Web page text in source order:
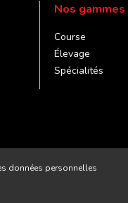
Nos gammes
Course
Élevage
Spécialités
données personnelles